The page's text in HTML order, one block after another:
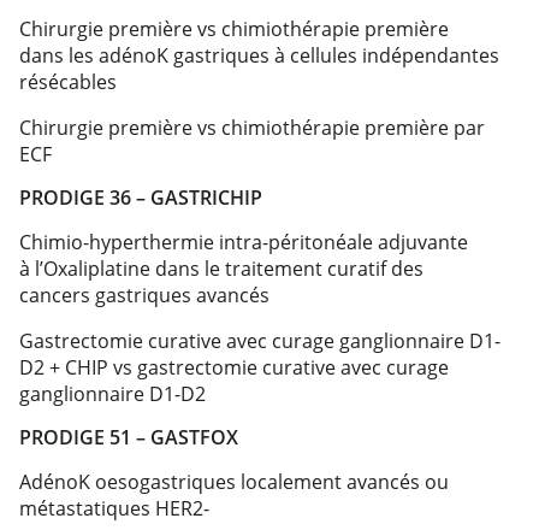
Chirurgie première vs chimiothérapie première
dans les adénoK gastriques à cellules indépendantes
résécables
Chirurgie première vs chimiothérapie première par
ECF
PRODIGE 36 – GASTRICHIP
Chimio-hyperthermie intra-péritonéale adjuvante
à l’Oxaliplatine dans le traitement curatif des
cancers gastriques avancés
Gastrectomie curative avec curage ganglionnaire D1-
D2 + CHIP vs gastrectomie curative avec curage
ganglionnaire D1-D2
PRODIGE 51 – GASTFOX
AdénoK oesogastriques localement avancés ou
métastatiques HER2-